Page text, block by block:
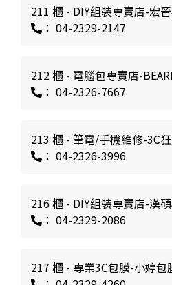
211 櫃 - DIY組裝專賣店-宏
： 04-2329-2147
212 櫃 - 電腦包專賣店-
： 04-2326-7667
213 櫃 - 筆電/手機維修-3C
： 04-2326-3996
216 櫃 - DIY組裝專賣店-漢
： 04-2329-2086
217 櫃 - 專業3C包膜-小婷包